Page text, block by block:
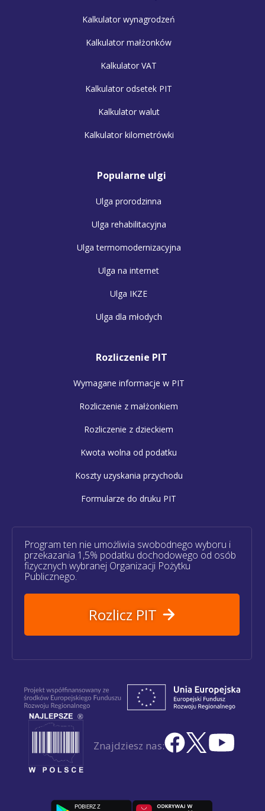
Kalkulator wynagrodzeń
Kalkulator małżonków
Kalkulator VAT
Kalkulator odsetek PIT
Kalkulator walut
Kalkulator kilometrówki
Popularne ulgi
Ulga prorodzinna
Ulga rehabilitacyjna
Ulga termomodernizacyjna
Ulga na internet
Ulga IKZE
Ulga dla młodych
Rozliczenie PIT
Wymagane informacje w PIT
Rozliczenie z małżonkiem
Rozliczenie z dzieckiem
Kwota wolna od podatku
Koszty uzyskania przychodu
Formularze do druku PIT
Program ten nie umożliwia swobodnego wyboru i
przekazania 1,5% podatku dochodowego od osób
fizycznych wybranej Organizacji Pożytku
Publicznego.
Rozlicz PIT
Znajdziesz nas: